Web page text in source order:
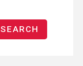
SEARCH